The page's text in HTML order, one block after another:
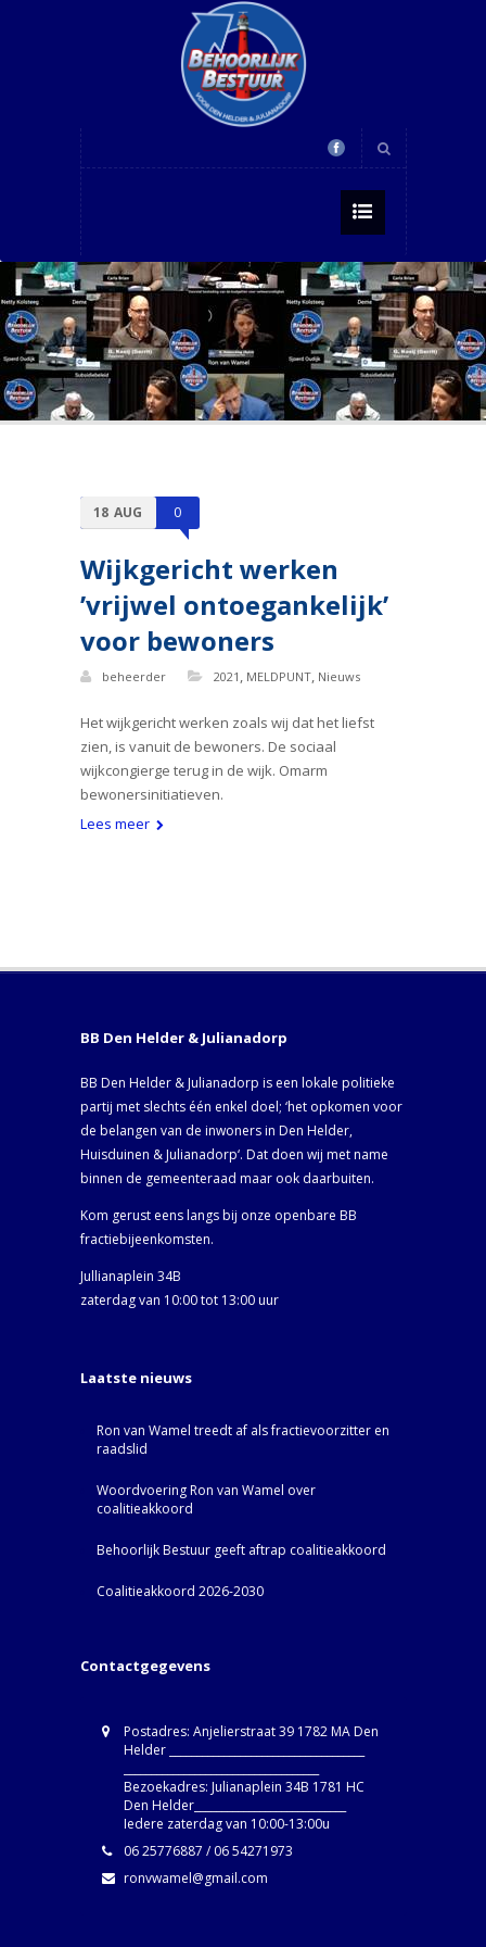
18 AUG 0
Wijkgericht werken
’vrijwel ontoegankelijk’
voor bewoners
beheerder 2021 , MELDPUNT, Nieuws
Het wijkgericht werken zoals wij dat het liefst
zien, is vanuit de bewoners. De sociaal
wijkcongierge terug in de wijk. Omarm
bewonersinitiatieven.
Lees meer
BB Den Helder & Julianadorp
BB Den Helder & Julianadorp is een lokale politieke
partij met slechts één enkel doel; ‘het opkomen voor
de belangen van de inwoners in Den Helder,
Huisduinen & Julianadorp‘. Dat doen wij met name
binnen de gemeenteraad maar ook daarbuiten.
Kom gerust eens langs bij onze openbare BB
fractiebijeenkomsten.
Jullianaplein 34B
zaterdag van 10:00 tot 13:00 uur
Laatste nieuws
Ron van Wamel treedt af als fractievoorzitter en
raadslid
Woordvoering Ron van Wamel over
coalitieakkoord
Behoorlijk Bestuur geeft aftrap coalitieakkoord
Coalitieakkoord 2026-2030
Contactgegevens
Postadres: Anjelierstraat 39 1782 MA Den
Helder ____________________________________
Bezoekadres: Julianaplein 34B 1781 HC
Den Helder____________________________
Iedere zaterdag van 10:00-13:00u
06 25776887 / 06 54271973
ronvwamel@gmail.com